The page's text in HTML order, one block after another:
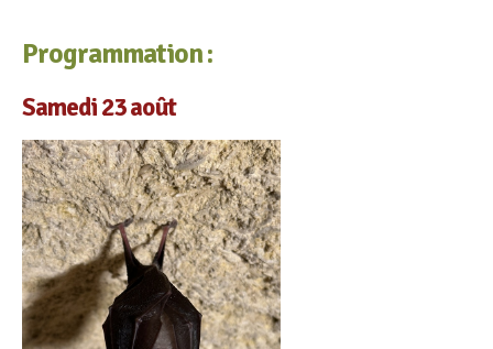
Programmation :
Samedi 23 août